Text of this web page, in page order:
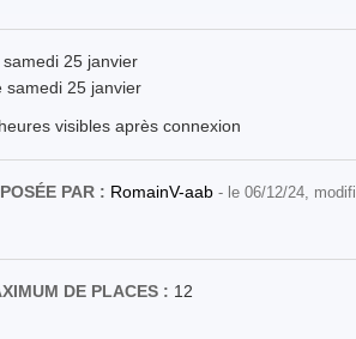
samedi 25 janvier
samedi 25 janvier
visibles après connexion
PAR : RomainV-aab - le 06/12/24,
DE PLACES : 12